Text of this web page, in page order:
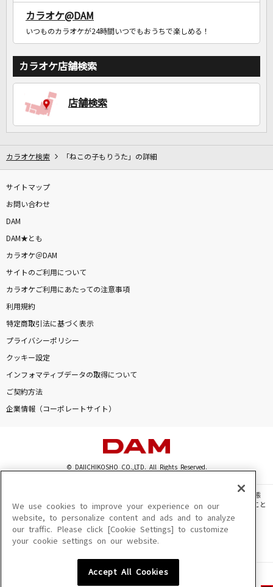
カラオケ@DAM
いつものカラオケが24時間いつでもおうちで楽しめる！
カラオケ店舗検索
店舗検索
カラオケ検索 「ねこの子もりうた」の詳細
サイトマップ
お問い合わせ
DAM
DAM★とも
カラオケ＠DAM
サイトのご利用について
カラオケご利用にあたっての注意事項
利用規約
特定商取引法に基づく表示
プライバシーポリシー
クッキー設定
インフォマティブデータの取得について
ご契約方法
企業情報（コーポレートサイト）
© DAIICHIKOSHO CO.,LTD. All Rights Reserved.
このサイトに掲載されている一切の文章・画像・写真・動画・音声等を、手段や形態
を問わず、著作権法の定める範囲を超えて無断で複製、転載、ファイル化などすること
を禁じます。
楽曲及びコンテンツは、機種によりご利用いただけない場合があります。
楽曲及びコンテンツの配信日、配信内容が変更になる場合があります。
We use cookies to improve your experience on our
website, to personalize content and ads and to analyze
our traffic. Please click [Cookie Settings] to customize
your cookie settings on our website.
Accept All Cookies